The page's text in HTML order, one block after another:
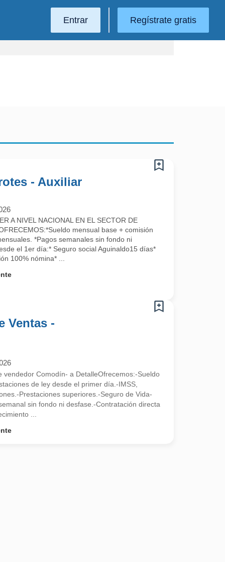
Entrar Regístrate gratis
- Auxiliar
A NIVEL NACIONAL EN EL SECTOR DE
mensual base + comisión
*Pagos semanales sin fondo ni
el 1er día:* Seguro social Aguinaldo15 días*
100% nómina* ...
Ventas -
vendedor Comodín- a DetalleOfrecemos:-Sueldo
de ley desde el primer día.-IMSS,
Prestaciones superiores.-Seguro de Vida-
sin fondo ni desfase.-Contratación directa
...